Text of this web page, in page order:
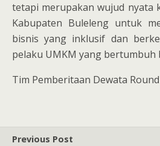
tetapi merupakan wujud nyata
Kabupaten Buleleng untuk
bisnis yang inklusif dan
pelaku UMKM yang bertumbuh
Tim Pemberitaan Dewata
Previous Post